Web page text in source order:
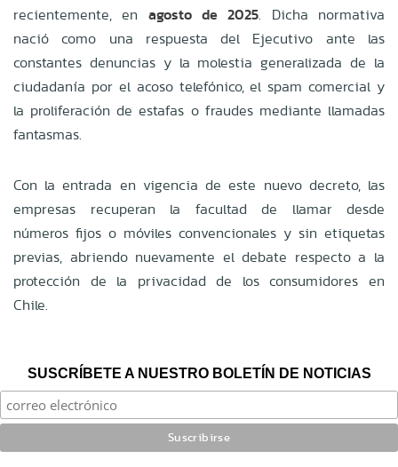
recientemente, en agosto de 2025. Dicha normativa
nació como una respuesta del Ejecutivo ante las
constantes denuncias y la molestia generalizada de la
ciudadanía por el acoso telefónico, el spam comercial y
la proliferación de estafas o fraudes mediante llamadas
fantasmas.
Con la entrada en vigencia de este nuevo decreto, las
empresas recuperan la facultad de llamar desde
números fijos o móviles convencionales y sin etiquetas
previas, abriendo nuevamente el debate respecto a la
protección de la privacidad de los consumidores en
Chile.
SUSCRÍBETE A NUESTRO BOLETÍN DE NOTICIAS